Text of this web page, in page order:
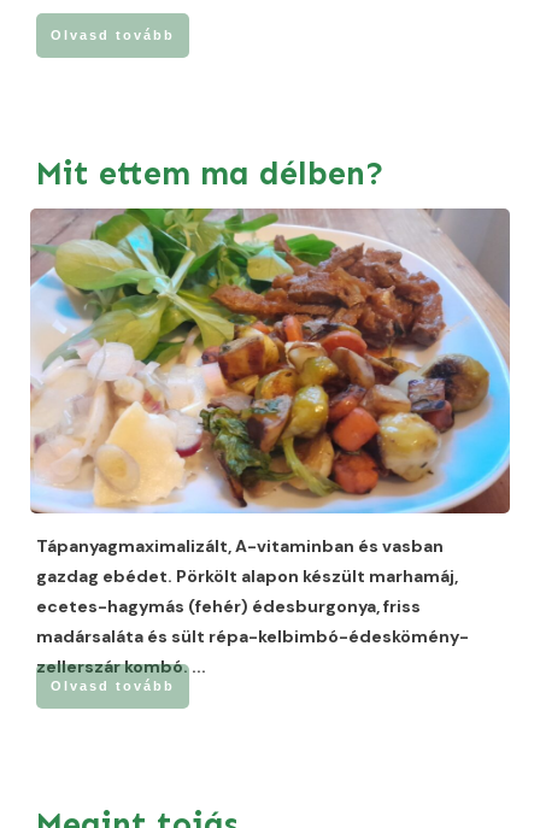
Olvasd tovább
Mit ettem ma délben?
Tápanyagmaximalizált, A-vitaminban és vasban
gazdag ebédet. Pörkölt alapon készült marhamáj,
ecetes-hagymás (fehér) édesburgonya, friss
madársaláta és sült répa-kelbimbó-édeskömény-
zellerszár kombó....
Olvasd tovább